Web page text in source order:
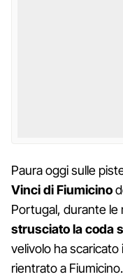
Paura oggi sulle
Vinci di Fiumicino
Portugal, durante le
strusciato la coda
velivolo ha
rientrato a